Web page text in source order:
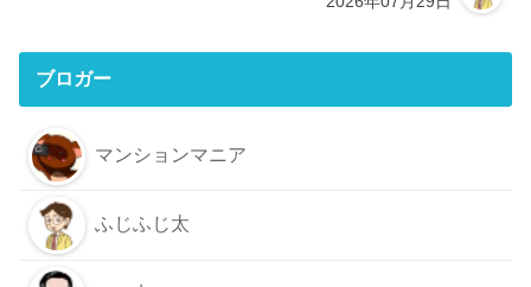
ブロガー
マンションマニア
ふじふじ太